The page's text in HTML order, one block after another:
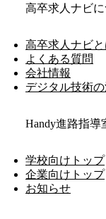
高卒求人ナビ
高卒求人ナビと
よくある質問
会社情報
デジタル技術
Handy進路指導
学校向けトップ
企業向けトップ
お知らせ